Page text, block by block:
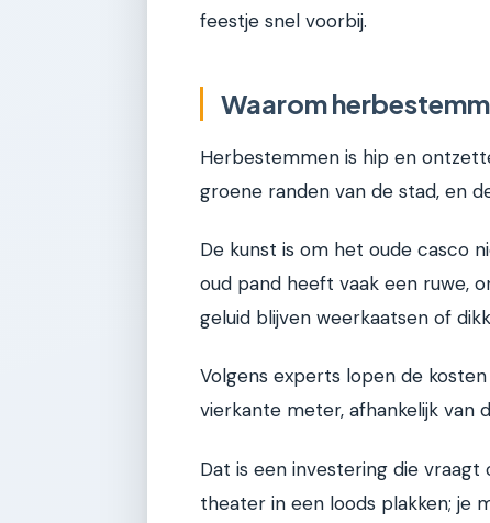
feestje snel voorbij.
Waarom
Herbestemmen is hip en
groene randen van de stad, en
De kunst is om het oude casco
oud pand heeft vaak een ruwe,
geluid blijven weerkaatsen of
Volgens experts lopen de
vierkante meter, afhankelijk van
Dat is een investering die
theater in een loods plakken; je